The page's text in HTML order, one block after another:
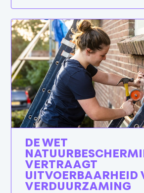
DE WET
VERTRAAGT
UITVOERBAARHEID
VERDUURZAMING